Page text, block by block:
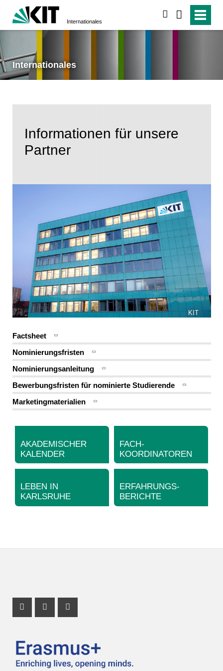
Internationales
Internationales
Informationen für unsere
Partner
KIT
Factsheet
Nominierungsfristen
Nominierungsanleitung
Bewerbungsfristen für nominierte Studierende
Marketingmaterialien
AKADEMISCHER
KALENDER
FACH-
KOORDINATOREN
LEBEN IN
KARLSRUHE
ERFAHRUNGS-
BERICHTE
Instagram Profil
Youtube Profil
Facebook Profil